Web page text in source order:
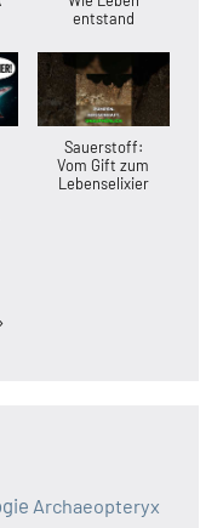
entstand
Sauerstoff:
Vom Gift zum
Lebenselixier
Archaeopteryx